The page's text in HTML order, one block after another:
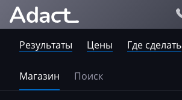
Результаты Цены Где сделать
Магазин Поиск